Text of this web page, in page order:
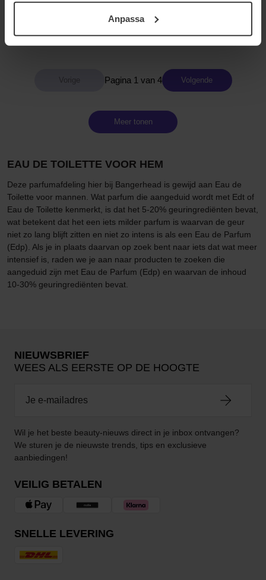
samt vår Integritetspolicy.Anpassa
Hero
94 € Niet op voorraad
London for Men
50 ml
79 € Niet op voorraad
Pagina 1 van 4 Volgende
Meer tonen
EAU DE TOILETTE VOOR HEM
Deze parfumafdeling hier bij Bangerhead is gewijd aan Eau de
Toilette voor mannen. Wat parfum die aangeduid wordt met Edt of
Eau de Toilette kenmerkt, is dat het 5-20% geuringrediënten bevat,
wat betekent dat het een iets milder parfum is waarvan de geur
niet zo lang blijft zitten en niet zo intens is als een Eau de Parfum
(Edp). Als je in plaats daarvan op zoek bent naar iets dat wat meer
intensief is, raden we je aan naar producten te zoeken die
aangeduid zijn met Eau de Parfum (Edp) en waarvan de inhoud
10-30% geuringrediënten bevat.
NIEUWSBRIEF
WEES ALS EERSTE OP DE HOOGTE
Wil je het beste beauty-nieuws direct in je inbox ontvangen?
We sturen je de nieuwste trends, tips en exclusieve
aanbiedingen!
VEILIG BETALEN
SNELLE LEVERING